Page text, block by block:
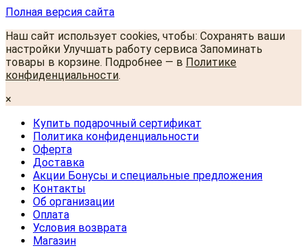
Полная версия сайта
Наш сайт использует cookies, чтобы: Сохранять ваши
настройки Улучшать работу сервиса Запоминать
товары в корзине. Подробнее — в Политике
конфиденциальности.
×
Купить подарочный сертификат
Политика конфиденциальности
Оферта
Доставка
Акции Бонусы и специальные предложения
Контакты
Об организации
Оплата
Условия возврата
Магазин